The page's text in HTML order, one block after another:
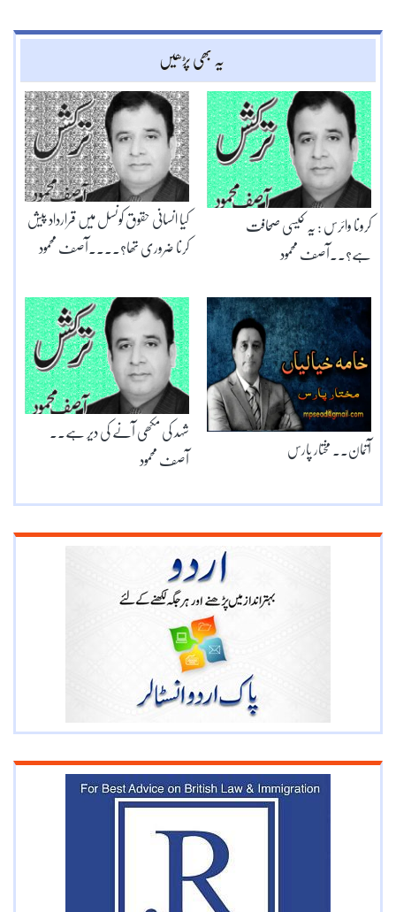
یہ بھی پڑھیں
کیا انسانی حقوق کونسل میں قرارداد پیش
کرنا ضروری تھا؟۔۔۔۔آصف محمود
کرونا وائرس : یہ کیسی صحافت
ہے؟۔۔آصف محمود
شہد کی مکھی آنے کی دیر ہے۔۔
آصف محمود
آتمان۔۔ مختار پارس